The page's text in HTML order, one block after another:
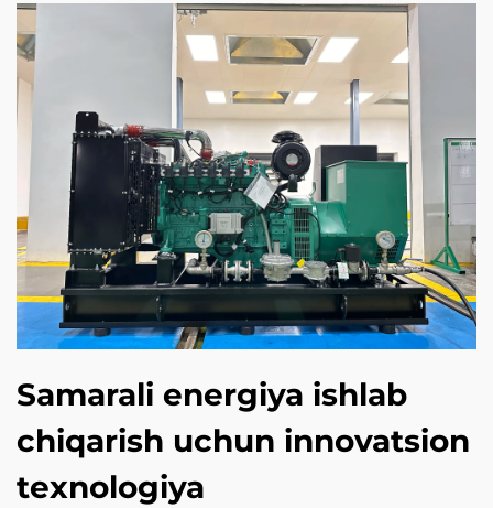
Samarali energiya ishlab
chiqarish uchun innovatsion
texnologiya